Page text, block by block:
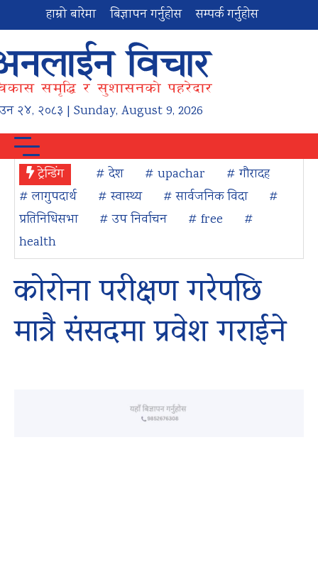
हाम्रो बारेमा बिज्ञापन गर्नुहोस सम्पर्क गर्नुहोस
२४, २०८३ | Sunday, August 9, 2026
ट्रेन्डिंग # देश # upachar
# गौरादह
# लागुपदार्थ
# स्वास्थ्य # सार्वजनिक विदा
#
प्रतिनिधिसभा
# उप निर्वाचन # free
#
health
कोरोना परीक्षण गरेपछि
मात्रै संसदमा प्रवेश गराईने